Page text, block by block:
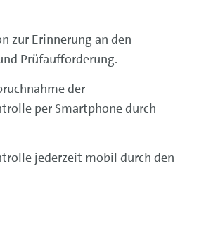
zur Erinnerung an den
Prüfaufforderung.
der
per Smartphone durch
jederzeit mobil durch den